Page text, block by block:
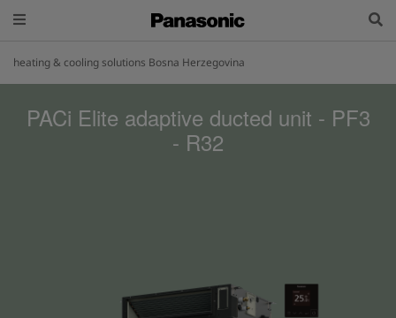
heating & cooling solutions Bosna Herzegovina
PACi Elite adaptive ducted unit - PF3
- R32